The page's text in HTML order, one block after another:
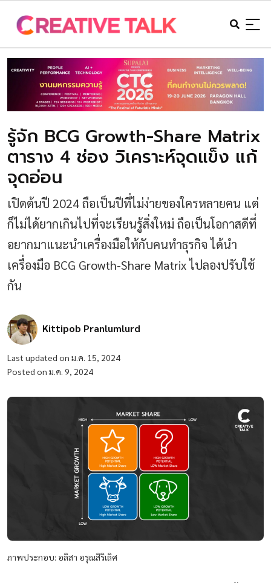
รู้จัก BCG Growth-Share Matrix
ตาราง 4 ช่อง วิเคราะห์จุดแข็ง แก้
จุดอ่อน
เปิดต้นปี 2024 ถือเป็นปีที่ไม่ง่ายของใครหลายคน แต่
ก็ไม่ได้ยากเกินไปที่จะเรียนรู้สิ่งใหม่ ถือเป็นโอกาสดีที่
อยากมาแนะนำเครื่องมือให้กับคนทำธุรกิจ ได้นำ
เครื่องมือ BCG Growth-Share Matrix ไปลองปรับใช้
กัน
Kittipob Pranlumlurd
Last updated on ม.ค. 15, 2024
Posted on ม.ค. 9, 2024
ภาพประกอบ: อลิสา อรุณสิริเลิศ